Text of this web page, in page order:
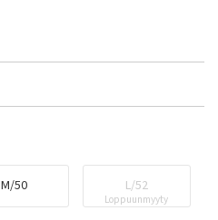
M/50 L/52
Loppuunmyyty